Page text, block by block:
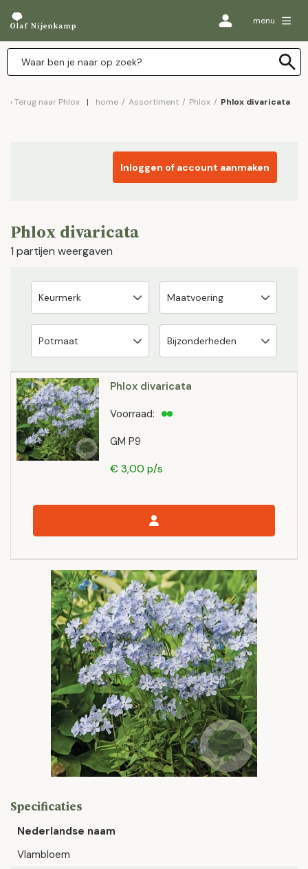
menu
Terug naar Phlox home / Assortiment / Phlox / Phlox divaricata
Inloggen of account aanmaken
Phlox divaricata
1 partijen weergaven
Phlox divaricata
GM P9
Voorraad:
€ 3,00 p/s
Specificaties
Nederlandse naam
Vlambloem